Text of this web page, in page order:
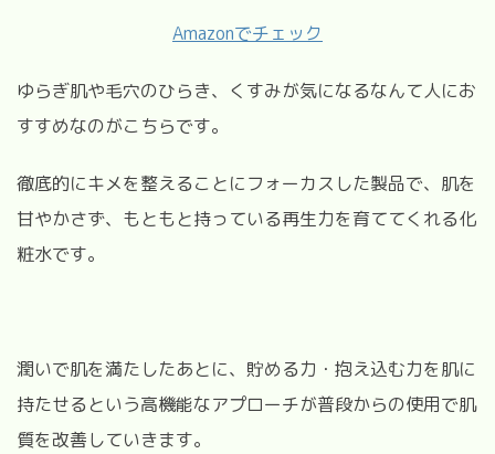
Amazonでチェック
ゆらぎ肌や毛穴のひらき、くすみが気になるなんて人にお
すすめなのがこちらです。
徹底的にキメを整えることにフォーカスした製品で、肌を
甘やかさず、もともと持っている再生力を育ててくれる化
粧水です。
潤いで肌を満たしたあとに、貯める力・抱え込む力を肌に
持たせるという高機能なアプローチが普段からの使用で肌
質を改善していきます。